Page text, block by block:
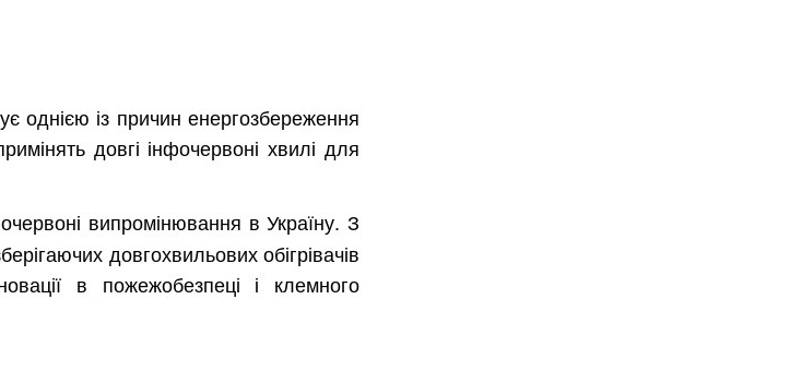
однією із причин енергозбереження
довгі інфочервоні хвилі для
випромінювання в Україну. З
довгохвильових обігрівачів
в пожежобезпеці і клемного